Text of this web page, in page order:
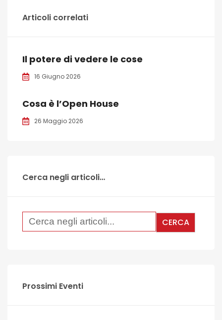
Articoli correlati
Il potere di vedere le cose
16 Giugno 2026
Cosa è l’Open House
26 Maggio 2026
Cerca negli articoli…
Prossimi Eventi